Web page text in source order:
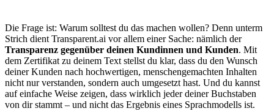
Die Frage ist: Warum solltest du das machen wollen? Denn unterm
Strich dient Transparent.ai vor allem einer Sache: nämlich der
Transparenz gegenüber deinen Kundinnen und Kunden. Mit
dem Zertifikat zu deinem Text stellst du klar, dass du den Wunsch
deiner Kunden nach hochwertigen, menschengemachten Inhalten
nicht nur verstanden, sondern auch umgesetzt hast. Und du kannst
auf einfache Weise zeigen, dass wirklich jeder deiner Buchstaben
von dir stammt – und nicht das Ergebnis eines Sprachmodells ist.